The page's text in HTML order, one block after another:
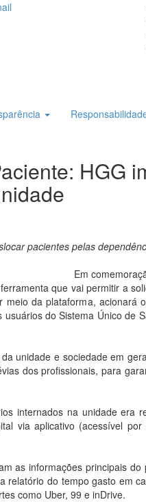
HGG
pacientes pelas
Em
que vai permitir a
da plataforma,
do Sistema Único
unidade e sociedade em
dos profissionais, para
internados na unidade era
via aplicativo (acessível
as informações principais
do tempo gasto em
como Uber, 99 e inDrive.